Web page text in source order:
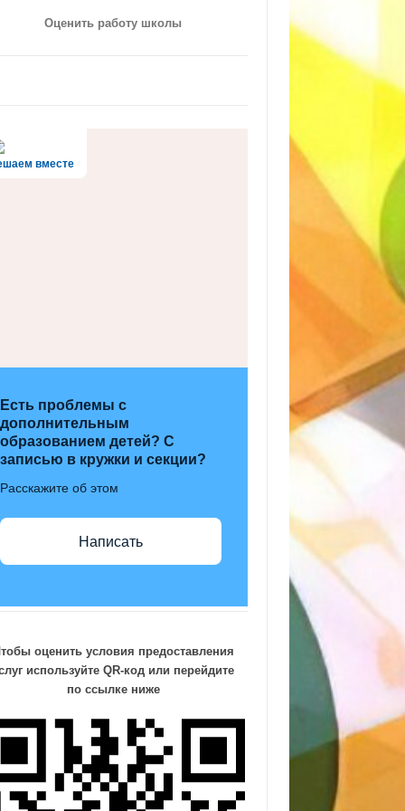
Оценить работу школы
вместе
Есть проблемы с
дополнительным
образованием детей? С
записью в кружки и секции?
Расскажите об этом
Написать
оценить условия предоставления
используйте QR-код или перейдите
по ссылке ниже